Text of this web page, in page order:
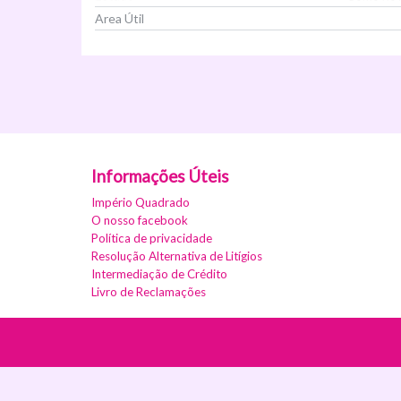
Area Útil
Informações Úteis
Império Quadrado
O nosso facebook
Política de privacidade
Resolução Alternativa de Litígios
Intermediação de Crédito
Livro de Reclamações